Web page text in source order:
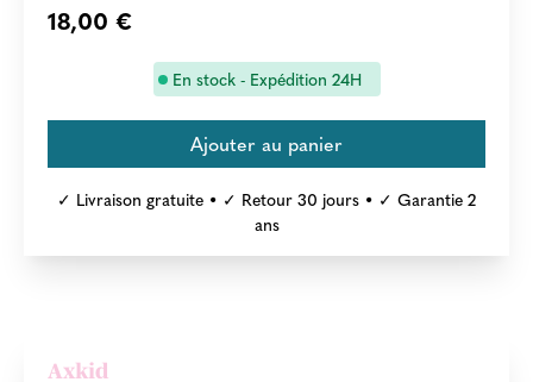
18,00 €
En stock - Expédition 24H
✓ Livraison gratuite • ✓ Retour 30 jours • ✓ Garantie 2
ans
Axkid